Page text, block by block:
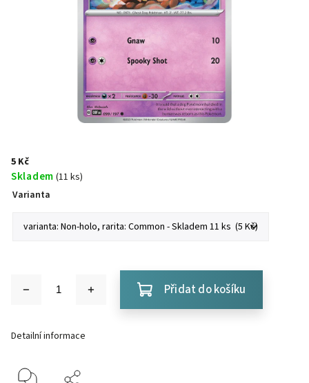
5 Kč
Skladem (11 ks)
Varianta
Přidat do košíku
Detailní informace